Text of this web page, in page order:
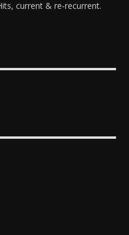
current & re-recurrent.